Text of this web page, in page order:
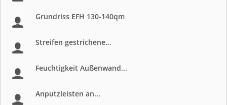
Grundriss EFH 130-140qm
Streifen gestrichene...
Feuchtigkeit Außenwand...
Anputzleisten an...